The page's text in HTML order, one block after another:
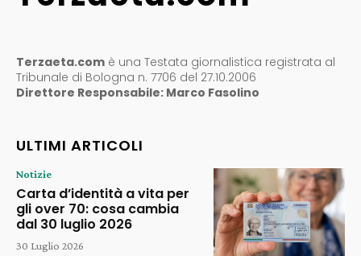
Terzaeta.com è una Testata giornalistica registrata al
Tribunale di Bologna n. 7706 del 27.10.2006
Direttore Responsabile: Marco Fasolino
ULTIMI ARTICOLI
Notizie
Carta d’identità a vita per
gli over 70: cosa cambia
dal 30 luglio 2026
30 Luglio 2026